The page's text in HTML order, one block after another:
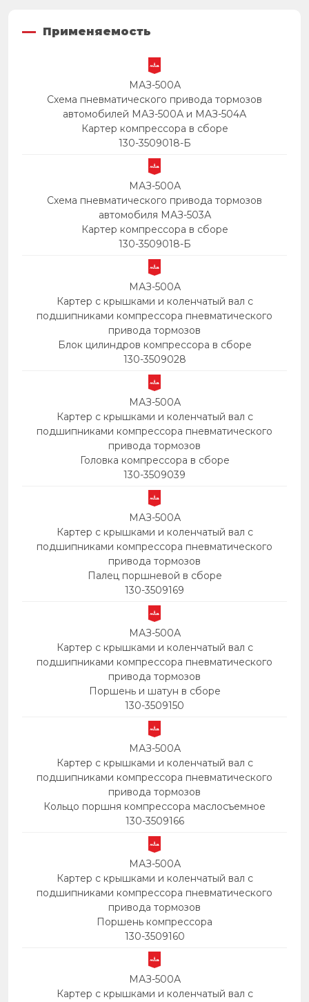
Применяемость
МАЗ-500А
Схема пневматического привода тормозов
автомобилей МАЗ-500А и МАЗ-504А
Картер компрессора в сборе
130-3509018-Б
МАЗ-500А
Схема пневматического привода тормозов
автомобиля МАЗ-503А
Картер компрессора в сборе
130-3509018-Б
МАЗ-500А
Картер с крышками и коленчатый вал с
подшипниками компрессора пневматического
привода тормозов
Блок цилиндров компрессора в сборе
130-3509028
МАЗ-500А
Картер с крышками и коленчатый вал с
подшипниками компрессора пневматического
привода тормозов
Головка компрессора в сборе
130-3509039
МАЗ-500А
Картер с крышками и коленчатый вал с
подшипниками компрессора пневматического
привода тормозов
Палец поршневой в сборе
130-3509169
МАЗ-500А
Картер с крышками и коленчатый вал с
подшипниками компрессора пневматического
привода тормозов
Поршень и шатун в сборе
130-3509150
МАЗ-500А
Картер с крышками и коленчатый вал с
подшипниками компрессора пневматического
привода тормозов
Кольцо поршня компрессора маслосъемное
130-3509166
МАЗ-500А
Картер с крышками и коленчатый вал с
подшипниками компрессора пневматического
привода тормозов
Поршень компрессора
130-3509160
МАЗ-500А
Картер с крышками и коленчатый вал с